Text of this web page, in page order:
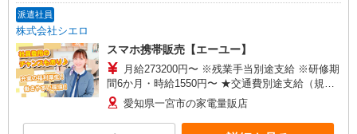
派遣社員
株式会社シエロ
スマホ携帯販売【エーユー】
月給273200円〜 ※残業手当別途支給 ※研修期
間6か月・時給1550円〜 ★交通費別途支給（規定
あり） ゜+゜・。○。・゜+゜・。○。・゜+゜ 入
社祝い金10万円支給(規定有) お友達を紹介頂くと,
インセンティブ支給(規定有) ゜・。○。・゜
愛知県一宮市の家電量販店